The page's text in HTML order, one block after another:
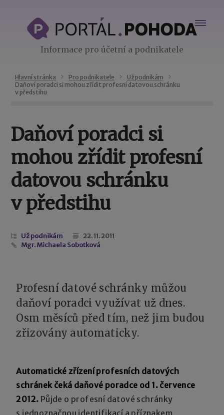
Informace pro účetní a podnikatele
Hlavní stránka Pro podnikatele
Už podnikám
Daňoví poradci si mohou zřídit profesní datovou schránku
v předstihu
Daňoví poradci si
mohou zřídit profesní
datovou schránku
v předstihu
Už podnikám
22. 11. 2011
Mgr. Michaela Sobotková
Profesní datové schránky můžou
daňoví poradci využívat už dnes.
Osm měsíců před tím, než jim budou
zřizovány automaticky.
Automatické zřízení profesních datových
schránek čeká daňové poradce od 1. července
2012. Půjde o profesní datové schránky
s jednoznačnou identifikací a příznakem